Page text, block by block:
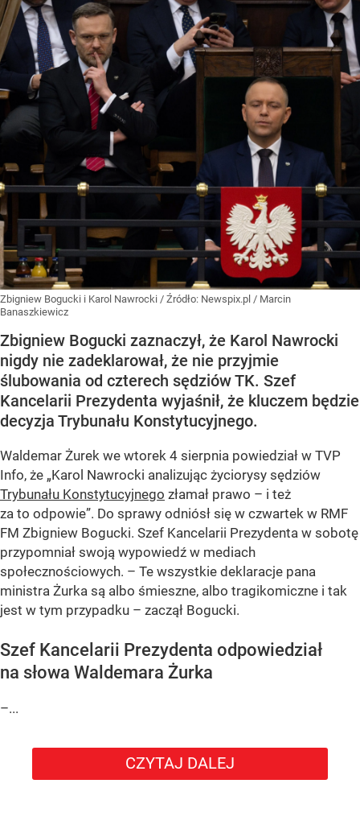
Zbigniew Bogucki i Karol Nawrocki / Źródło: Newspix.pl / Marcin
Banaszkiewicz
Zbigniew Bogucki zaznaczył, że Karol Nawrocki
nigdy nie zadeklarował, że nie przyjmie
ślubowania od czterech sędziów TK. Szef
Kancelarii Prezydenta wyjaśnił, że kluczem będzie
decyzja Trybunału Konstytucyjnego.
Waldemar Żurek we wtorek 4 sierpnia powiedział w TVP
Info, że „Karol Nawrocki analizując życiorysy sędziów
Trybunału Konstytucyjnego złamał prawo – i też
za to odpowie”. Do sprawy odniósł się w czwartek w RMF
FM Zbigniew Bogucki. Szef Kancelarii Prezydenta w sobotę
przypomniał swoją wypowiedź w mediach
społecznościowych. – Te wszystkie deklaracje pana
ministra Żurka są albo śmieszne, albo tragikomiczne i tak
jest w tym przypadku – zaczął Bogucki.
Szef Kancelarii Prezydenta odpowiedział
na słowa Waldemara Żurka
–...
CZYTAJ DALEJ